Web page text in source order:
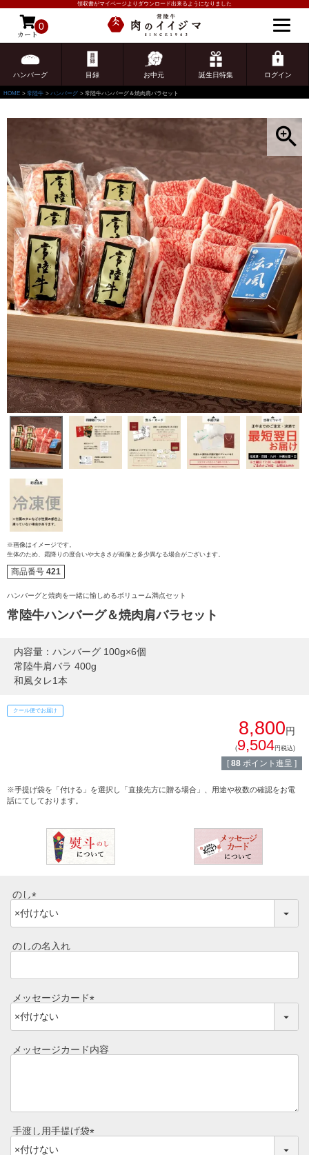
領収書がマイページよりダウンロード出来るようになりました
カート
0
ハンバーグ 目録 お中元 誕生日特集 ログイン
ゲスト 様こんにちは
ログイン
ご注文ガイド
イイジマとは
ゴルフコンペ
よくある質問
食べ方レシピ
ご予算から選ぶ
牛肉部位一覧
すき焼き
しゃぶしゃぶ
レトルトカレー
手造りタレ
商品券
HOME 常陸牛 ハンバーグ 常陸牛ハンバーグ＆焼肉肩バラセット
※画像はイメージです。
生体のため、霜降りの度合いや大きさが画像と多少異なる場合がございます。
商品番号 421
ハンバーグと焼肉を一緒に愉しめるボリューム満点セット
常陸牛ハンバーグ＆焼肉肩バラセット
内容量：ハンバーグ 100g×6個
常陸牛肩バラ 400g
和風タレ1本
クール便でお届け
8,800円
(9,504円税込)
[ 88 ポイント進呈 ]
※手提げ袋を「付ける」を選択し「直接先方に贈る場合」、用途や枚数の確認をお電
話にてしております。
のし
(
必
須
のしの名入れ
メッセージカード
必
須
メッセージカード内容
手渡し用手提げ袋